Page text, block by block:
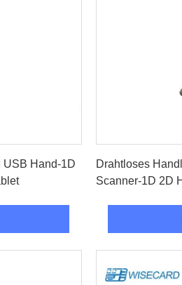
USB Hand-1D
Drahtloses
Scanner-1D 2D